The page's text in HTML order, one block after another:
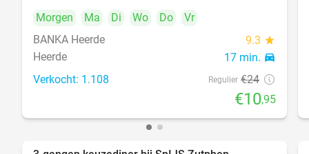
Morgen Ma Di Wo Do
Vr
BANKA Heerde
9.3 star
Heerde 17 min. directions_car
Verkocht: 1.108 Regulier €24
€10,95